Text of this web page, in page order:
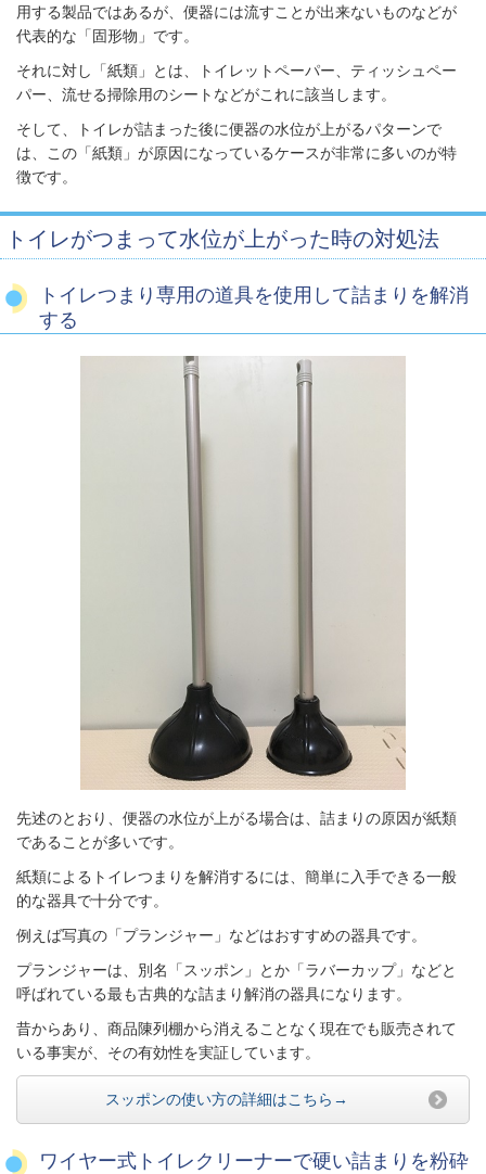
用する製品ではあるが、便器には流すことが出来ないものなどが
代表的な「固形物」です。
それに対し「紙類」とは、トイレットペーパー、ティッシュペー
パー、流せる掃除用のシートなどがこれに該当します。
そして、トイレが詰まった後に便器の水位が上がるパターンで
は、この「紙類」が原因になっているケースが非常に多いのが特
徴です。
トイレがつまって水位が上がった時の対処法
トイレつまり専用の道具を使用して詰まりを解消
する
先述のとおり、便器の水位が上がる場合は、詰まりの原因が紙類
であることが多いです。
紙類によるトイレつまりを解消するには、簡単に入手できる一般
的な器具で十分です。
例えば写真の「プランジャー」などはおすすめの器具です。
プランジャーは、別名「スッポン」とか「ラバーカップ」などと
呼ばれている最も古典的な詰まり解消の器具になります。
昔からあり、商品陳列棚から消えることなく現在でも販売されて
いる事実が、その有効性を実証しています。
スッポンの使い方の詳細はこちら→
ワイヤー式トイレクリーナーで硬い詰まりを粉砕